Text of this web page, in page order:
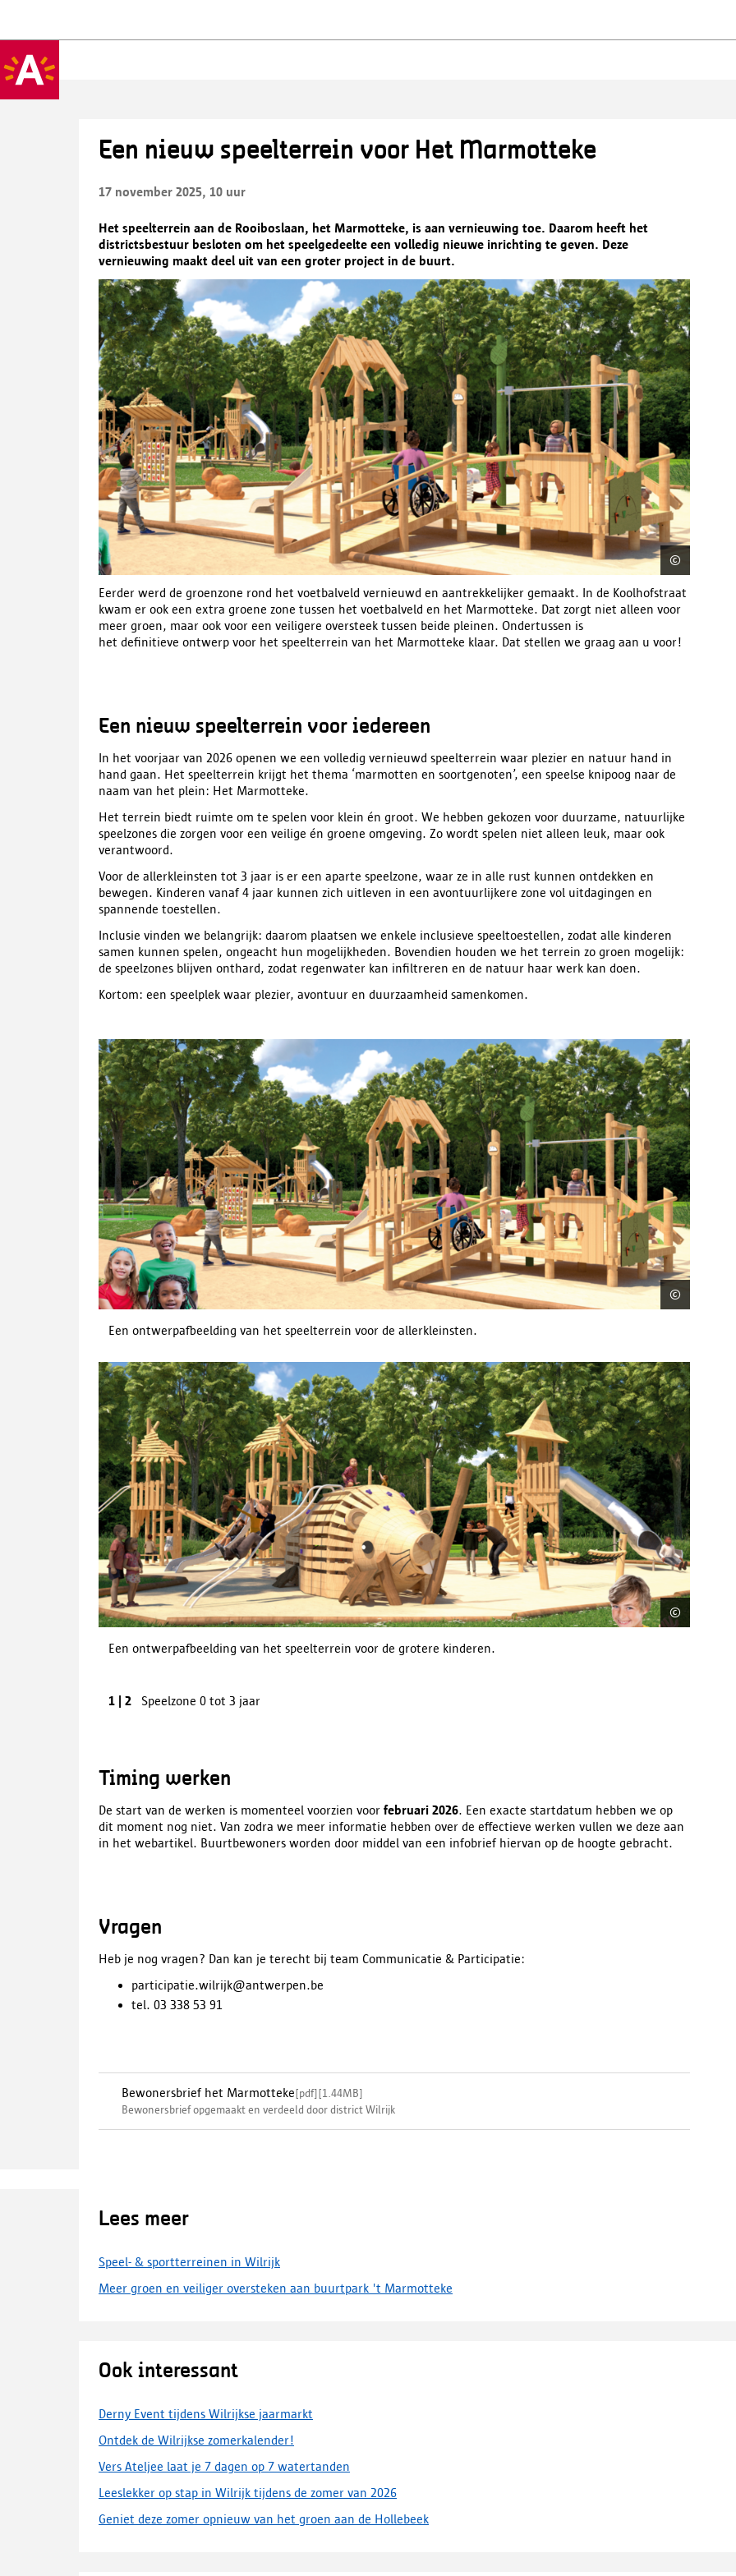
Een nieuw speelterrein voor Het Marmotteke
17 november 2025, 10 uur
Het speelterrein aan de Rooiboslaan, het Marmotteke, is aan vernieuwing toe. Daarom heeft het
districtsbestuur besloten om het speelgedeelte een volledig nieuwe inrichting te geven. Deze
vernieuwing maakt deel uit van een groter project in de buurt.
©
Eerder werd de groenzone rond het voetbalveld vernieuwd en aantrekkelijker gemaakt. In de Koolhofstraat
kwam er ook een extra groene zone tussen het voetbalveld en het Marmotteke. Dat zorgt niet alleen voor
meer groen, maar ook voor een veiligere oversteek tussen beide pleinen. Ondertussen is
het definitieve ontwerp voor het speelterrein van het Marmotteke klaar. Dat stellen we graag aan u voor!
Een nieuw speelterrein voor iedereen
In het voorjaar van 2026 openen we een volledig vernieuwd speelterrein waar plezier en natuur hand in
hand gaan. Het speelterrein krijgt het thema ‘marmotten en soortgenoten’, een speelse knipoog naar de
naam van het plein: Het Marmotteke.
Het terrein biedt ruimte om te spelen voor klein én groot. We hebben gekozen voor duurzame, natuurlijke
speelzones die zorgen voor een veilige én groene omgeving. Zo wordt spelen niet alleen leuk, maar ook
verantwoord.
Voor de allerkleinsten tot 3 jaar is er een aparte speelzone, waar ze in alle rust kunnen ontdekken en
bewegen. Kinderen vanaf 4 jaar kunnen zich uitleven in een avontuurlijkere zone vol uitdagingen en
spannende toestellen.
Inclusie vinden we belangrijk: daarom plaatsen we enkele inclusieve speeltoestellen, zodat alle kinderen
samen kunnen spelen, ongeacht hun mogelijkheden. Bovendien houden we het terrein zo groen mogelijk:
de speelzones blijven onthard, zodat regenwater kan infiltreren en de natuur haar werk kan doen.
Kortom: een speelplek waar plezier, avontuur en duurzaamheid samenkomen.
©
Een ontwerpafbeelding van het speelterrein voor de allerkleinsten.
©
Een ontwerpafbeelding van het speelterrein voor de grotere kinderen.
Previous
1 2 Speelzone 0 tot 3 jaar
Timing werken
De start van de werken is momenteel voorzien voor februari 2026. Een exacte startdatum hebben we op
dit moment nog niet. Van zodra we meer informatie hebben over de effectieve werken vullen we deze aan
in het webartikel. Buurtbewoners worden door middel van een infobrief hiervan op de hoogte gebracht.
Vragen
Heb je nog vragen? Dan kan je terecht bij team Communicatie & Participatie:
participatie.wilrijk@antwerpen.be
tel. 03 338 53 91
Bewonersbrief het Marmotteke[pdf][1.44MB]
Bewonersbrief opgemaakt en verdeeld door district Wilrijk
Lees meer
Speel- & sportterreinen in Wilrijk
Meer groen en veiliger oversteken aan buurtpark 't Marmotteke
Ook interessant
Derny Event tijdens Wilrijkse jaarmarkt
Ontdek de Wilrijkse zomerkalender!
Vers Ateljee laat je 7 dagen op 7 watertanden
Leeslekker op stap in Wilrijk tijdens de zomer van 2026
Geniet deze zomer opnieuw van het groen aan de Hollebeek